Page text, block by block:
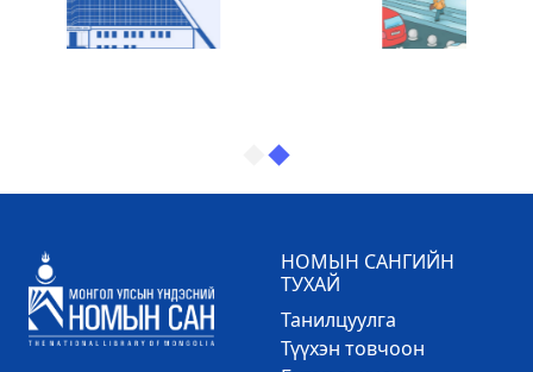
НОМЫН САНГИЙН
ТУХАЙ
Танилцуулга
Түүхэн товчоон